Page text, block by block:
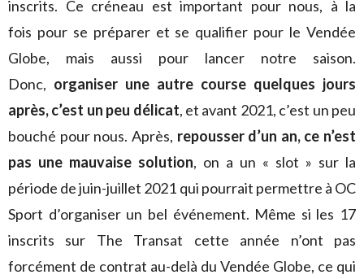
inscrits. Ce créneau est important pour nous, à la
fois pour se préparer et se qualifier pour le Vendée
Globe, mais aussi pour lancer notre saison.
Donc, organiser une autre course quelques jours
après, c’est un peu délicat, et avant 2021, c’est un peu
bouché pour nous. Après, repousser d’un an, ce n’est
pas une mauvaise solution, on a un « slot » sur la
période de juin-juillet 2021 qui pourrait permettre à OC
Sport d’organiser un bel événement. Même si les 17
inscrits sur The Transat cette année n’ont pas
forcément de contrat au-delà du Vendée Globe, ce qui